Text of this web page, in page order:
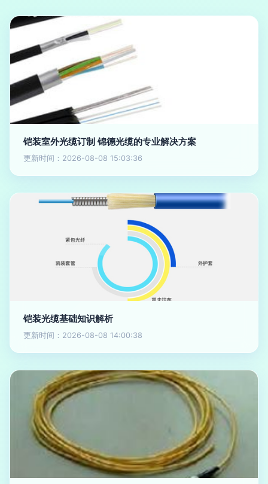
铠装室外光缆订制 锦德光缆的专业解决方案
更新时间：2026-08-08 15:03:36
铠装光缆基础知识解析
更新时间：2026-08-08 14:00:38